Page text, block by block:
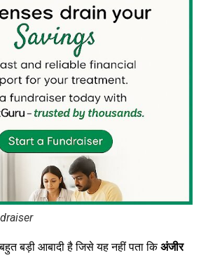
बड़ी आबादी है जिसे यह नहीं पता किअंजीर